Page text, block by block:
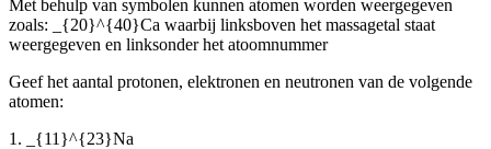
Afspelen werkte niet
Iets anders
Met behulp van symbolen kunnen atomen worden weergegeven
zoals:
_{20}^{40}Ca waarbij linksboven het massagetal staat
weergegeven en linksonder het atoomnummer
Geef het aantal protonen, elektronen en neutronen van de volgende
atomen:
1.
_{11}^{23}Na